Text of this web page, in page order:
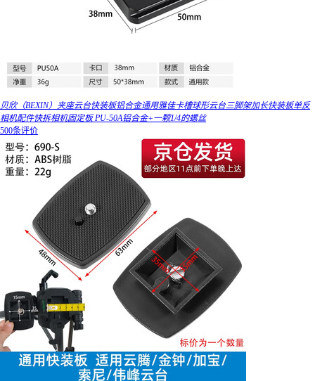
贝欣（BEXIN）夹座云台快装板铝合金通用雅佳卡槽球形云台三脚架加长快装板单反
相机配件快拆相机固定板 PU-50A铝合金+一颗1/4的螺丝
500条评价